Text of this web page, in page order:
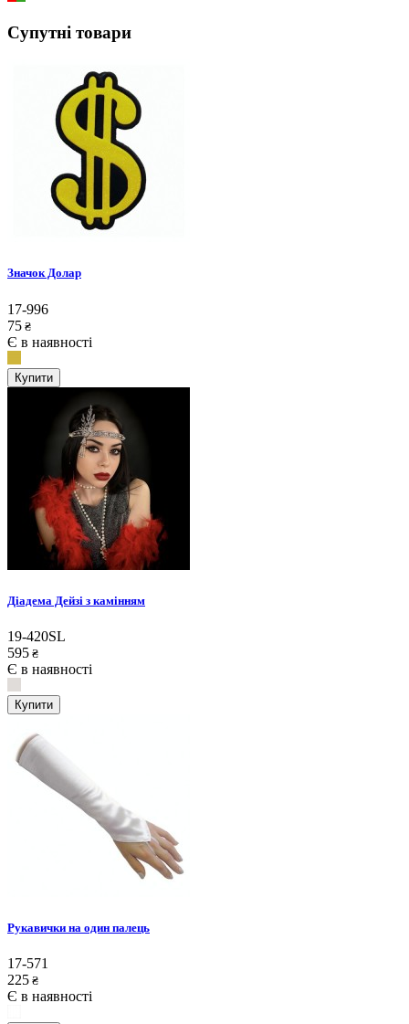
Супутні товари
Значок Долар
17-996
75 ₴
Є в наявності
Купити
Діадема Дейзі з камінням
19-420SL
595 ₴
Є в наявності
Купити
Рукавички на один палець
17-571
225 ₴
Є в наявності